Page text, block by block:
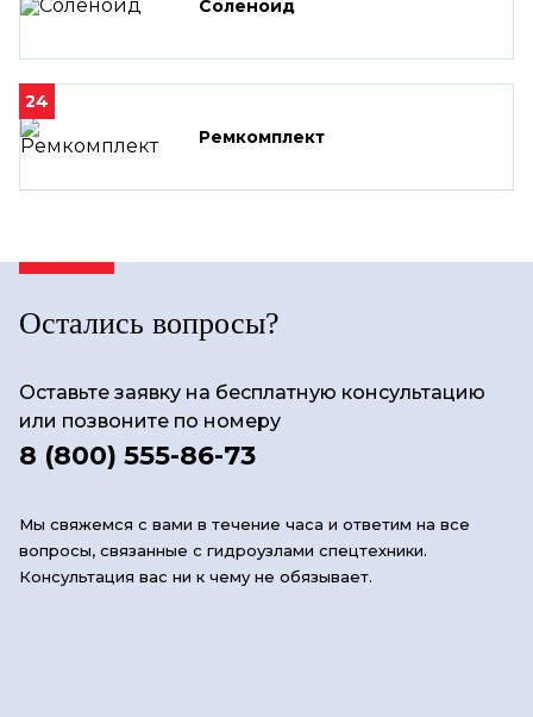
Соленоид
24
Ремкомплект
Остались вопросы?
Оставьте заявку на бесплатную консультацию
или позвоните по номеру
8 (800) 555-86-73
Мы свяжемся с вами в течение часа и ответим на все
вопросы, связанные с гидроузлами спецтехники.
Консультация вас ни к чему не обязывает.